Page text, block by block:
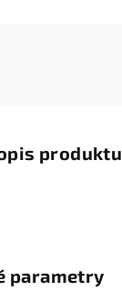
produktu
parametry